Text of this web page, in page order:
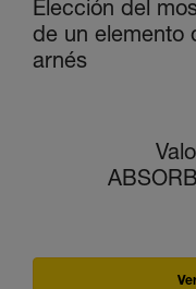
Elección del
de un elemento
arnés